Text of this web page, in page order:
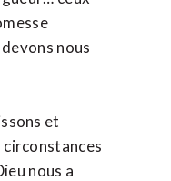
nous
et
circonstances
nous a